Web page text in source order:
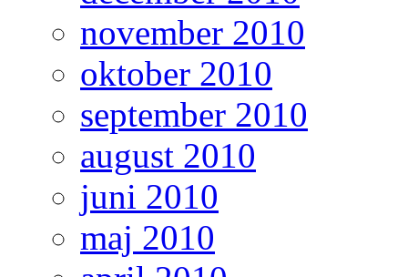
november 2010
oktober 2010
september 2010
august 2010
juni 2010
maj 2010